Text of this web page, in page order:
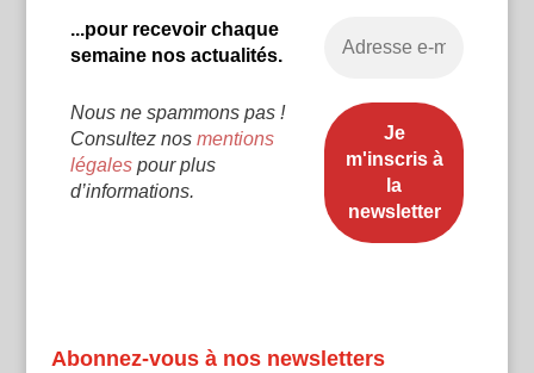
...pour recevoir chaque
semaine nos actualités.
Nous ne spammons pas !
Consultez nos mentions
légalespour plus
d’informations.
Abonnez-vous à nos newsletters